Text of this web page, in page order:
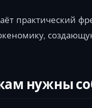
практический
нужны